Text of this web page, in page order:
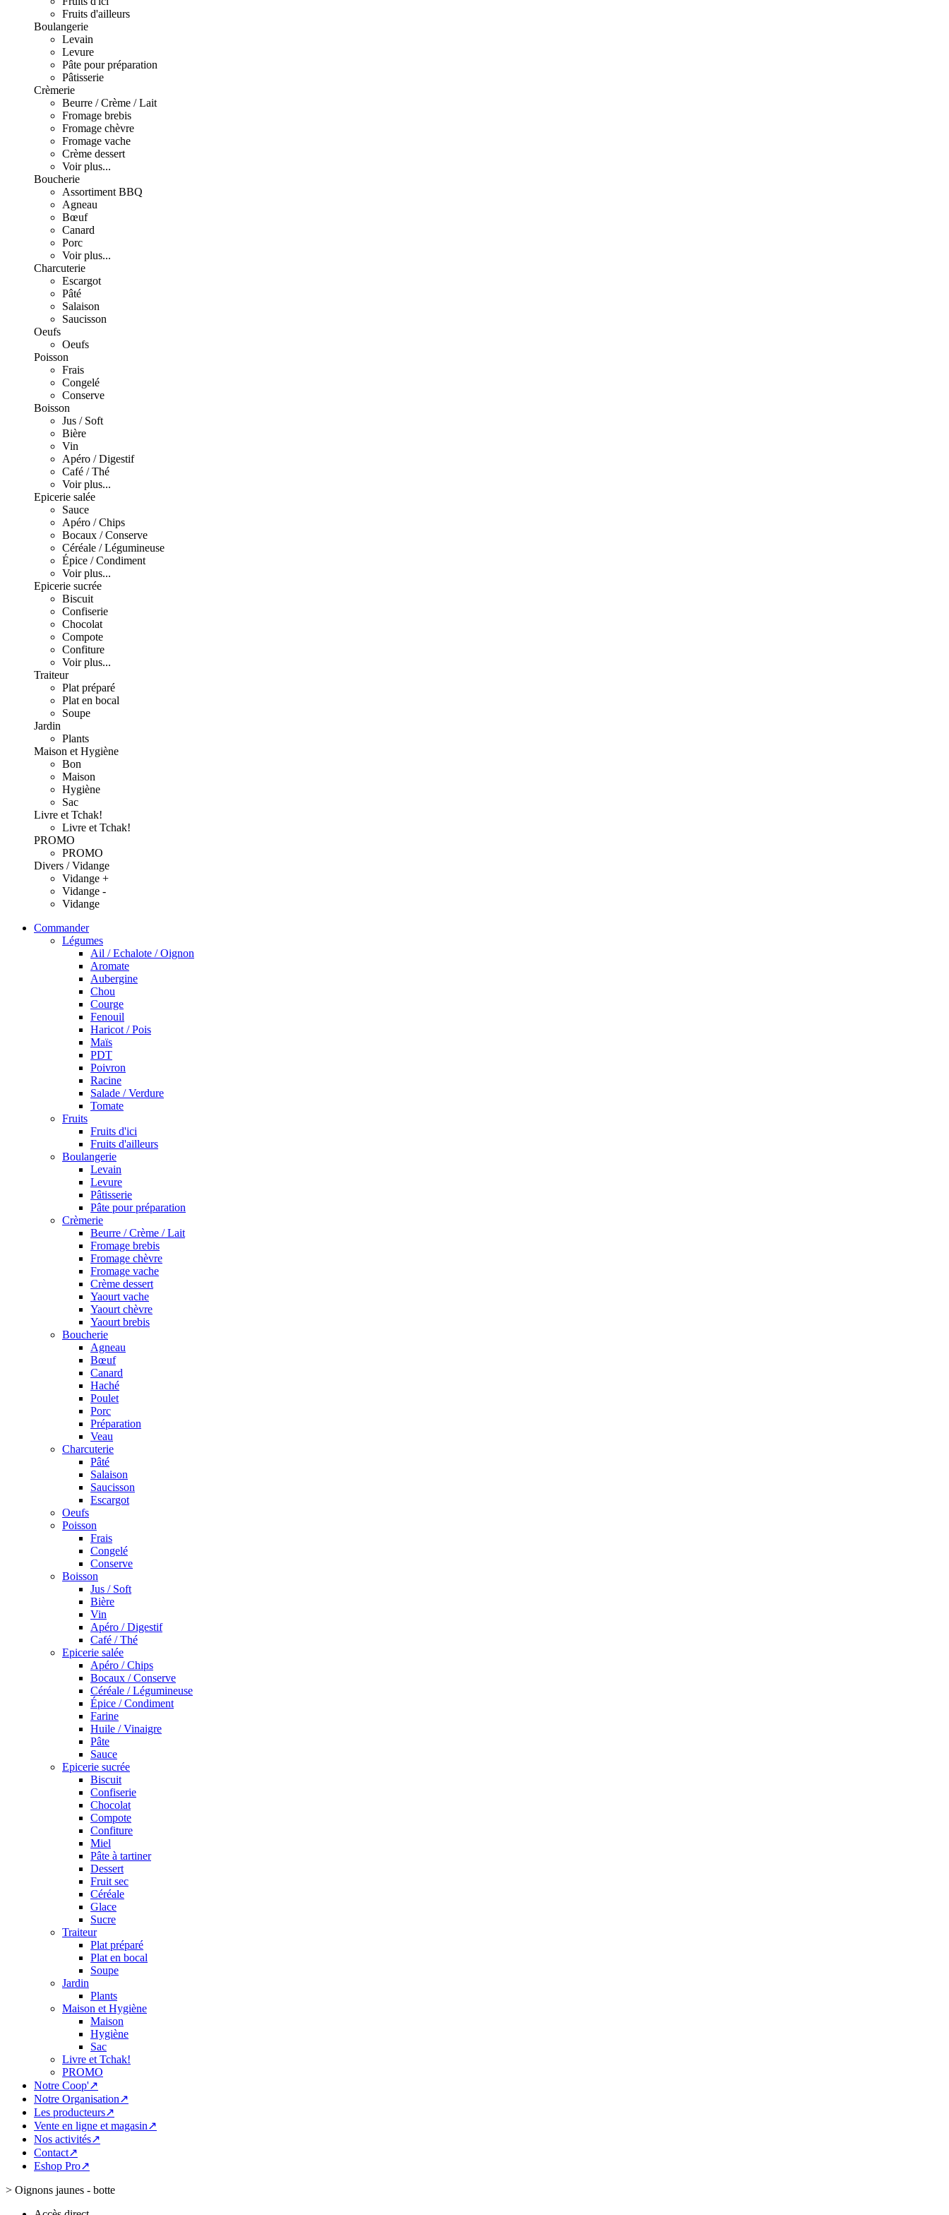
Fruits d'ailleurs
Boulangerie
Levain
Levure
Pâte pour préparation
Pâtisserie
Crèmerie
Beurre / Crème / Lait
Fromage brebis
Fromage chèvre
Fromage vache
Crème dessert
Voir plus...
Boucherie
Assortiment BBQ
Agneau
Bœuf
Canard
Porc
Voir plus...
Charcuterie
Escargot
Pâté
Salaison
Saucisson
Oeufs
Oeufs
Poisson
Frais
Congelé
Conserve
Boisson
Jus / Soft
Bière
Vin
Apéro / Digestif
Café / Thé
Voir plus...
Epicerie salée
Sauce
Apéro / Chips
Bocaux / Conserve
Céréale / Légumineuse
Épice / Condiment
Voir plus...
Epicerie sucrée
Biscuit
Confiserie
Chocolat
Compote
Confiture
Voir plus...
Traiteur
Plat préparé
Plat en bocal
Soupe
Jardin
Plants
Maison et Hygiène
Bon
Maison
Hygiène
Sac
Livre et Tchak!
Livre et Tchak!
PROMO
PROMO
Divers / Vidange
Vidange +
Vidange -
Vidange
Commander
Légumes
Ail / Echalote / Oignon
Aromate
Aubergine
Chou
Courge
Fenouil
Haricot / Pois
Maïs
PDT
Poivron
Racine
Salade / Verdure
Tomate
Fruits
Fruits d'ici
Fruits d'ailleurs
Boulangerie
Levain
Levure
Pâtisserie
Pâte pour préparation
Crèmerie
Beurre / Crème / Lait
Fromage brebis
Fromage chèvre
Fromage vache
Crème dessert
Yaourt vache
Yaourt chèvre
Yaourt brebis
Boucherie
Agneau
Bœuf
Canard
Haché
Poulet
Porc
Préparation
Veau
Charcuterie
Pâté
Salaison
Saucisson
Escargot
Oeufs
Poisson
Frais
Congelé
Conserve
Boisson
Jus / Soft
Bière
Vin
Apéro / Digestif
Café / Thé
Epicerie salée
Apéro / Chips
Bocaux / Conserve
Céréale / Légumineuse
Épice / Condiment
Farine
Huile / Vinaigre
Pâte
Sauce
Epicerie sucrée
Biscuit
Confiserie
Chocolat
Compote
Confiture
Miel
Pâte à tartiner
Dessert
Fruit sec
Céréale
Glace
Sucre
Traiteur
Plat préparé
Plat en bocal
Soupe
Jardin
Plants
Maison et Hygiène
Maison
Hygiène
Sac
Livre et Tchak!
PROMO
Notre Coop'↗
Notre Organisation↗
Les producteurs↗
Vente en ligne et magasin↗
Nos activités↗
Contact↗
Eshop Pro↗
> Oignons jaunes - botte